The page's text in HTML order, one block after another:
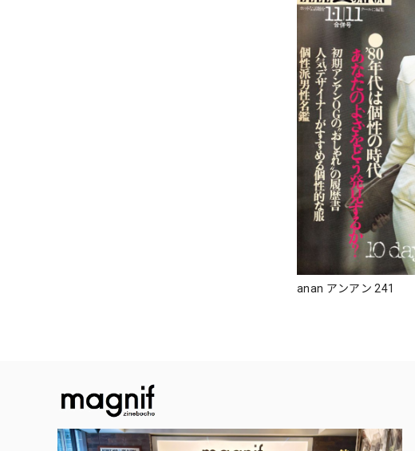
anan アンアン 241